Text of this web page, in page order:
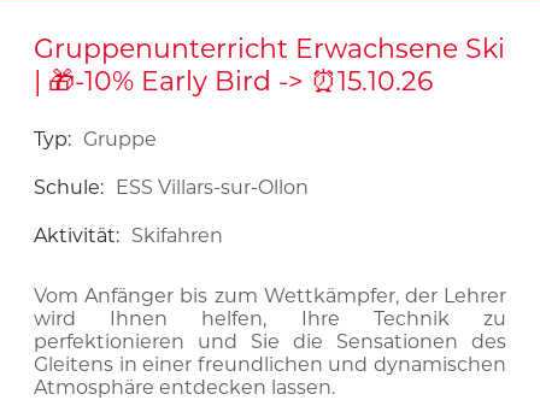
Gruppenunterricht Erwachsene Ski
| 🎁-10% Early Bird -> ⏰15.10.26
Typ: Gruppe
Schule: ESS Villars-sur-Ollon
Aktivität: Skifahren
Vom Anfänger bis zum Wettkämpfer, der Lehrer
wird Ihnen helfen, Ihre Technik zu
perfektionieren und Sie die Sensationen des
Gleitens in einer freundlichen und dynamischen
Atmosphäre entdecken lassen.